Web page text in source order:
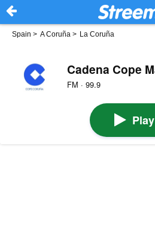
Spain > A Coruña > La Coruña
Cadena Cope
FM · 99.9
Play